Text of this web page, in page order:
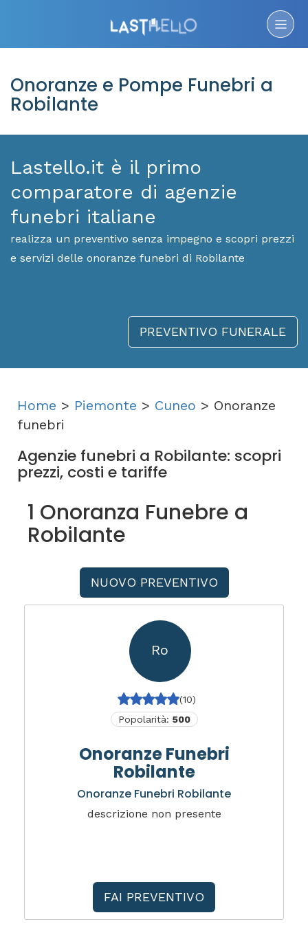
Onoranze e Pompe Funebri a
Robilante
Lastello.it è il primo
comparatore di agenzie
funebri italiane
realizza un preventivo senza impegno e scopri prezzi
e servizi delle onoranze funebri di Robilante
PREVENTIVO FUNERALE
Home > Piemonte > Cuneo > Onoranze
funebri
Agenzie funebri a Robilante: scopri
prezzi, costi e tariffe
1 Onoranza Funebre a
Robilante
NUOVO PREVENTIVO
Ro
(10)
Popolarità: 500
Onoranze Funebri
Robilante
Onoranze Funebri Robilante
descrizione non presente
FAI PREVENTIVO